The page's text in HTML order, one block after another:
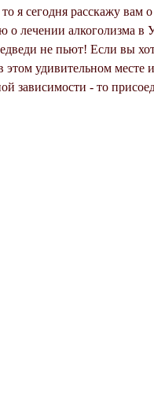
я сегодня расскажу вам
лечении алкоголизма в
не пьют! Если вы
удивительном месте
зависимости - то